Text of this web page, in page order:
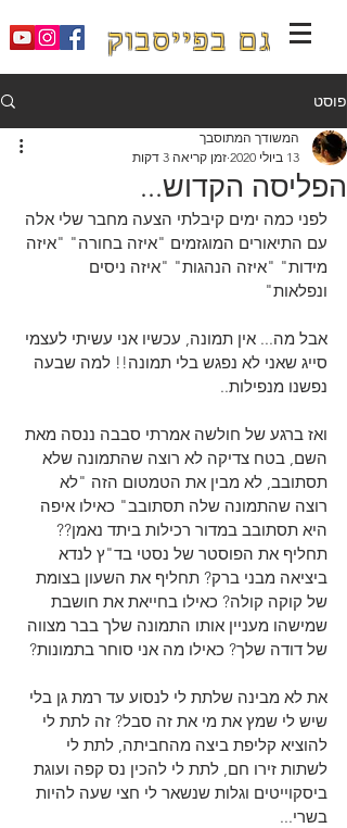
גם בפייסבוק
פוסט
הפליסה הקדוש...
המשודך המתוסבך
13 ביולי 2020
זמן קריאה 3 דקות
לפני כמה ימים קיבלתי הצעה מחבר שלי אלה
עם התיאורים המוגזמים "איזה בחורה" "איזה
מידות" "איזה הנהגות" "איזה ניסים
ונפלאות"
אבל מה... אין תמונה, עכשיו אני עשיתי לעצמי
סייג שאני לא נפגש בלי תמונה!! למה שבעה
נפשנו מנפילות..
ואז ברגע של חולשה אמרתי סבבה ננסה מאת
השם, בטח צדיקה לא רוצה שהתמונה שלא
תסתובב, לא מבין את הטמטום הזה "לא
רוצה שהתמונה שלה תסתובב" כאילו איפה
היא תסתובב במדור רכילות ביתד נאמן??
תחליף את הפוסטר של נסטי בד"ץ לנדא
ביציאה מבני ברק? תחליף את השעון בצומת
של קוקה קולה? כאילו בחייאת את חושבת
שמישהו מעניין אותו התמונה שלך בבר מצווה
של דודה שלך? כאילו מה אני סוחר בתמונות?
את לא מבינה שלתת לי לנסוע עד רמת גן בלי
שיש לי שמץ את מי את זה סבל? זה לתת לי
להוציא קליפת ביצה מהחביתה, לתת לי
לשתות זירו חם, לתת לי להכין נס קפה ועוגת
ביסקוייטים וגלות שנשאר לי חצי שעה להיות
בשרי...